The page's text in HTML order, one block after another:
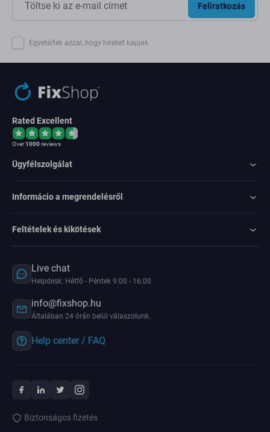
Feliratkozás
Egyetértek azzal, hogy híreket kapjak
Rated Excellent
Over1000reviews
Ügyfélszolgálat
Informácio a megrendelésről
Feltételek és kikötések
Live chat
Helpdesk: Hétfő - Péntek 9:00 - 16:00
info@fixshop.hu
Általában 24 órán belül válaszolunk.
Help center / FAQ
Biztonságos fizetés